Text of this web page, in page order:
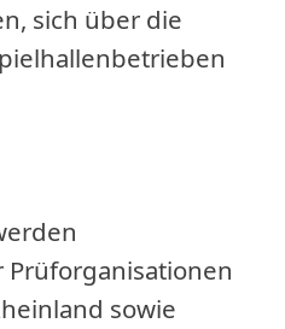
sich über die
sowie